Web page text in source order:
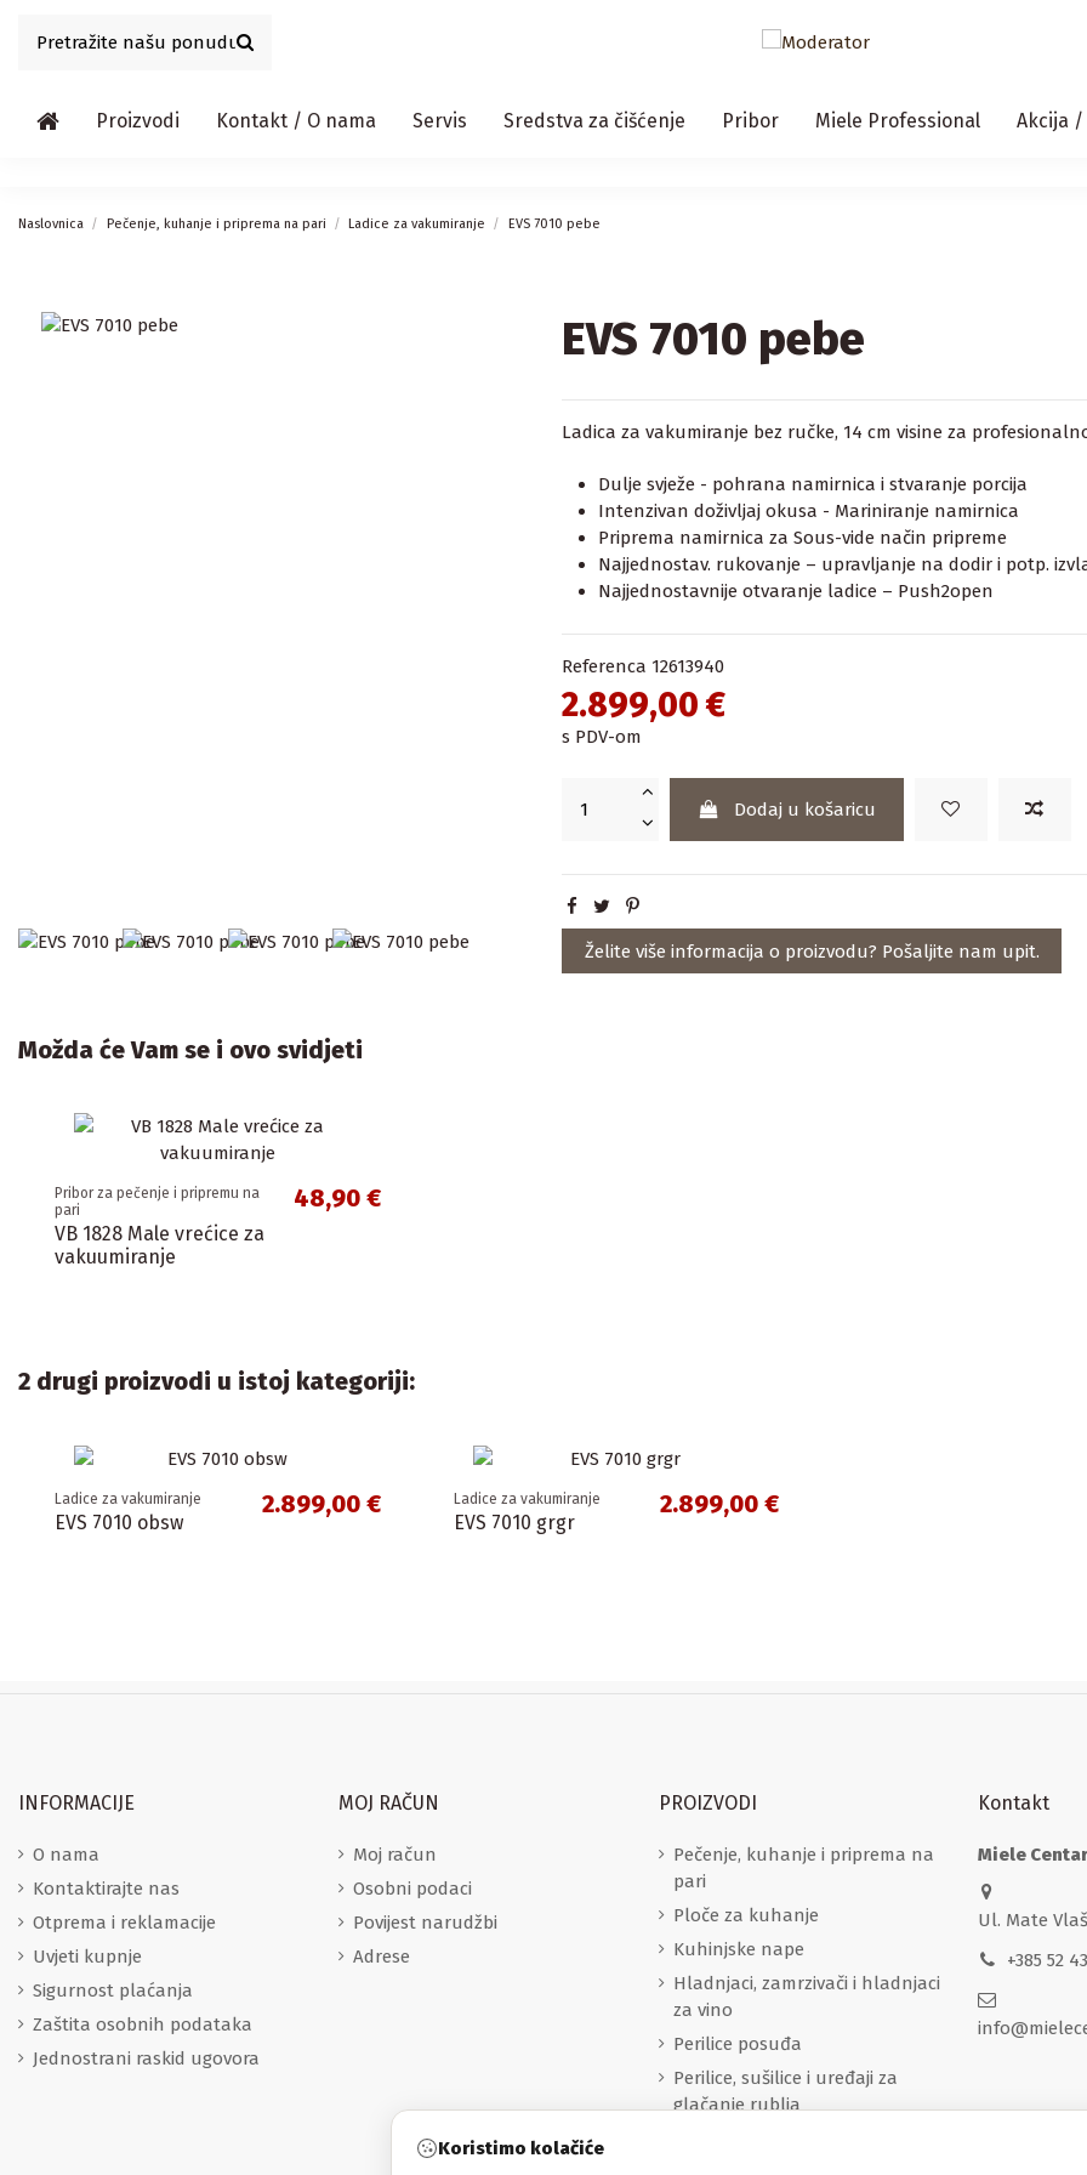
Proizvodi Kontakt / O nama Servis Sredstva za čišćenje Pribor Miele Professional Akcija
Naslovnica Pečenje, kuhanje i priprema na pari Ladice za vakumiranje EVS 7010 pebe
EVS 7010 pebe
Ladica za vakumiranje bez ručke, 14 cm visine za
Dulje svježe - pohrana namirnica i stvaranje porcija
Intenzivan doživljaj okusa - Mariniranje namirnica
Priprema namirnica za Sous-vide način pripreme
Najjednostav. rukovanje – upravljanje na dodir i potp.
Najjednostavnije otvaranje ladice – Push2open
Referenca 12613940
2.899,00 €
s PDV-om
Dodaj u košaricu
Želite više informacija o proizvodu? Pošaljite nam upit.
Možda će Vam se i ovo svidjeti
Pribor za pečenje i pripremu na
pari
VB 1828 Male vrećice za
vakuumiranje
48,90 €
2 drugi proizvodi u istoj kategoriji:
Ladice za vakumiranje
EVS 7010 obsw
2.899,00 € Ladice za vakumiranje
EVS 7010 grgr
2.899,00 €
Koristimo kolačiće
INFORMACIJE
O nama
Kontaktirajte nas
Otprema i reklamacije
Uvjeti kupnje
Sigurnost plaćanja
Zaštita osobnih podataka
Jednostrani raskid ugovora
MOJ RAČUN
Moj račun
Osobni podaci
Povijest narudžbi
Adrese
PROIZVODI
Pečenje, kuhanje i priprema na
pari
Ploče za kuhanje
Kuhinjske nape
Hladnjaci, zamrzivači i hladnjaci
za vino
Perilice posuđa
Perilice, sušilice i uređaji za
glačanje rublja
Kontakt
Miele
Ul. Mate
+385 52